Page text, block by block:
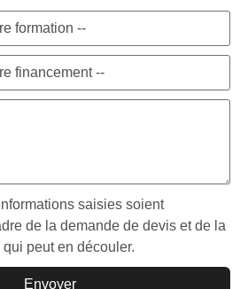
saisies soient
de la demande de devis et de la
peut en découler.
Envoyer